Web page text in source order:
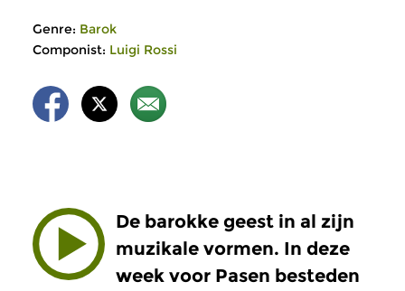
Genre: Barok
Componist: Luigi Rossi
De barokke geest in al zijn
muzikale vormen. In deze
week voor Pasen besteden